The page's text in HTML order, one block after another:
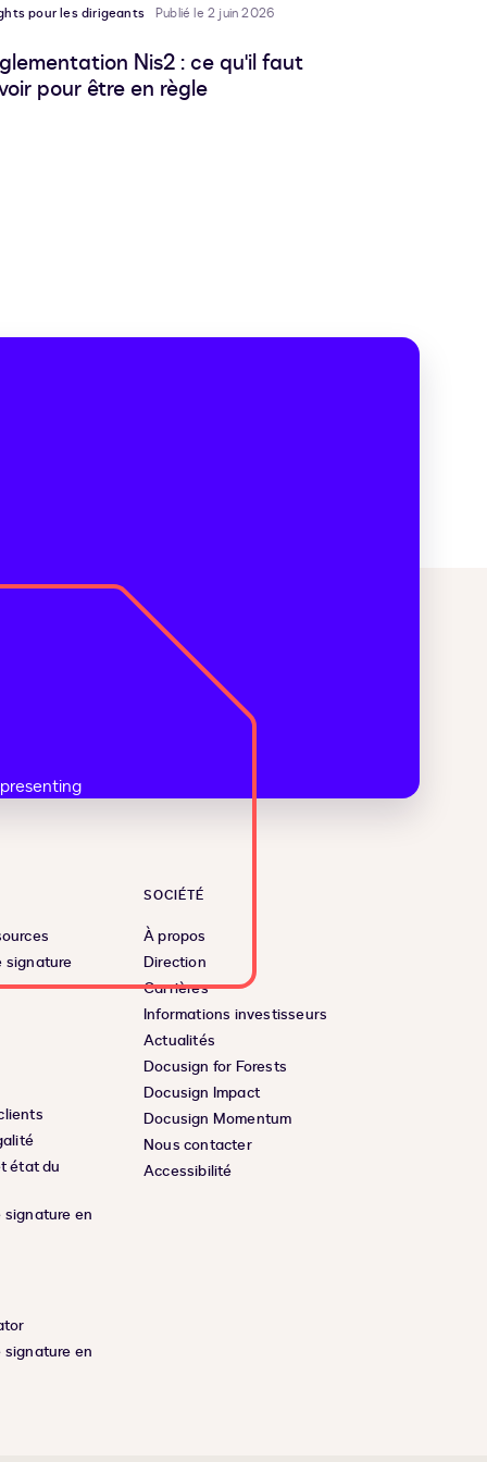
pour les dirigeants Publié le 2 juin 2026
Nis2 : ce qu'il faut
pour être en règle
signature
état du
signature en
signature en
SOCIÉTÉ
À propos
Direction
Carrières
Informations investisseurs
Actualités
Docusign for Forests
Docusign Impact
Docusign Momentum
Nous contacter
Accessibilité